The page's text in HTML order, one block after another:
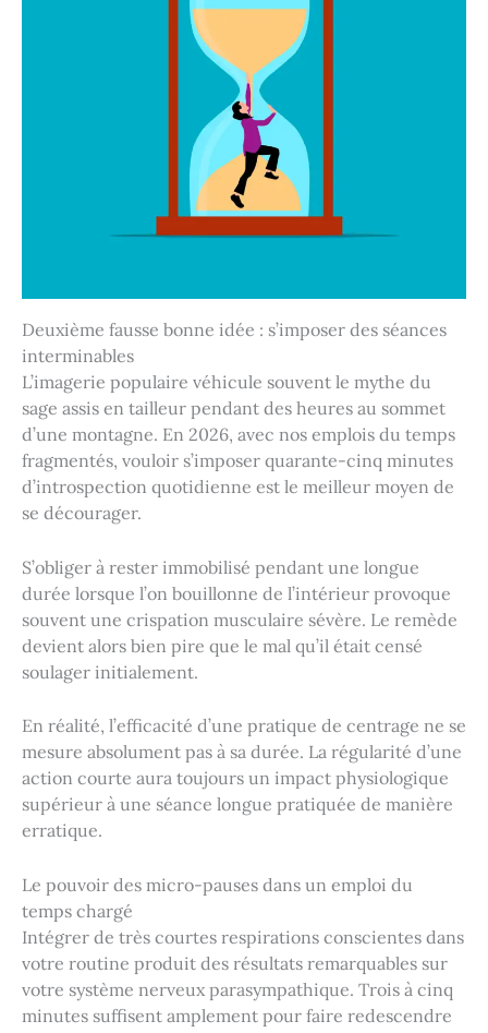
Deuxième fausse bonne idée : s’imposer des séances
interminables
L’imagerie populaire véhicule souvent le mythe du
sage assis en tailleur pendant des heures au sommet
d’une montagne. En 2026, avec nos emplois du temps
fragmentés, vouloir s’imposer quarante-cinq minutes
d’introspection quotidienne est le meilleur moyen de
se décourager.
S’obliger à rester immobilisé pendant une longue
durée lorsque l’on bouillonne de l’intérieur provoque
souvent une crispation musculaire sévère. Le remède
devient alors bien pire que le mal qu’il était censé
soulager initialement.
En réalité, l’efficacité d’une pratique de centrage ne se
mesure absolument pas à sa durée. La régularité d’une
action courte aura toujours un impact physiologique
supérieur à une séance longue pratiquée de manière
erratique.
Le pouvoir des micro-pauses dans un emploi du
temps chargé
Intégrer de très courtes respirations conscientes dans
votre routine produit des résultats remarquables sur
votre système nerveux parasympathique. Trois à cinq
minutes suffisent amplement pour faire redescendre